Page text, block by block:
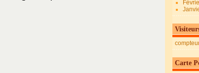
Carte